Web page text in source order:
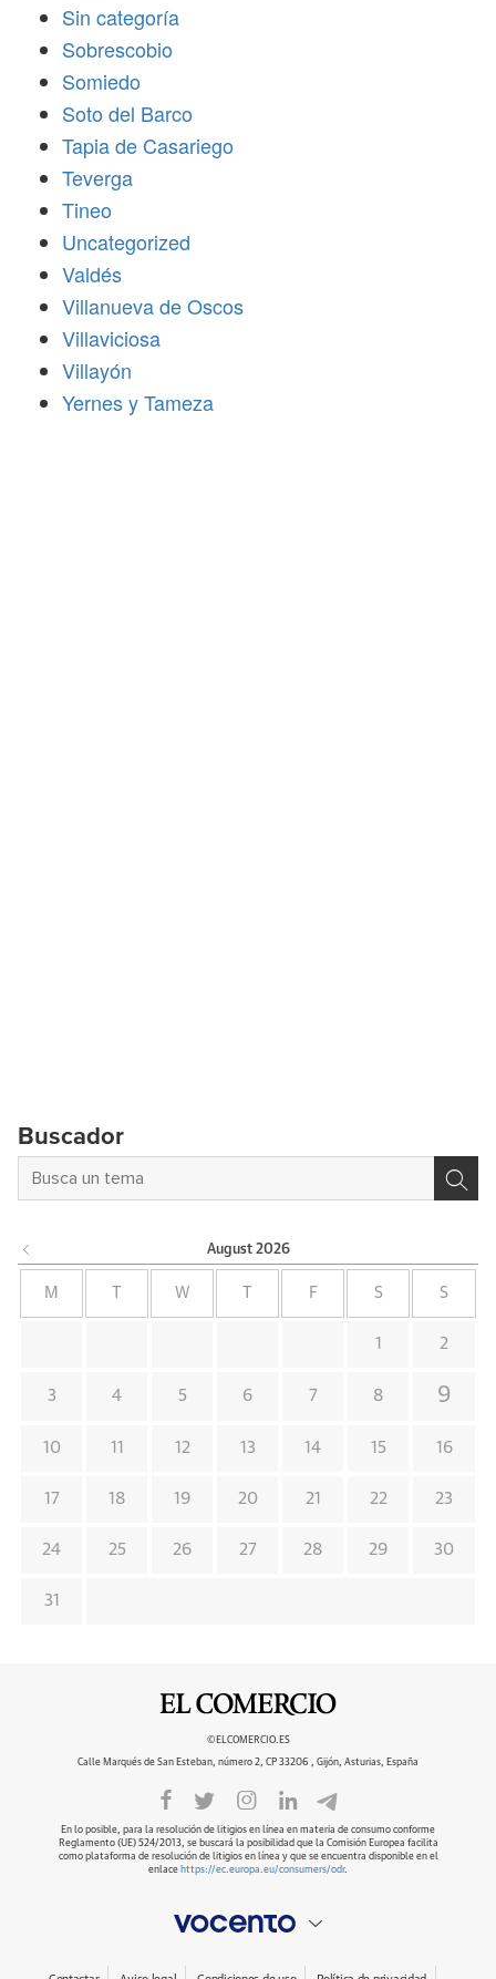
Sin categoría
Sobrescobio
Somiedo
Soto del Barco
Tapia de Casariego
Teverga
Tineo
Uncategorized
Valdés
Villanueva de Oscos
Villaviciosa
Villayón
Yernes y Tameza
Buscador
August 2026
M W F S S
1 2
3 4 5 6 7 8 9
10 11 12 13 14 15 16
17 18 19 20 21 22 23
24 25 26 27 28 29 30
31
©ELCOMERCIO.ES
Calle Marqués de San Esteban, número 2, CP 33206 , Gijón, Asturias, España
En lo posible, para la resolución de litigios en línea en materia de consumo conforme
Reglamento (UE) 524/2013, se buscará la posibilidad que la Comisión Europea facilita
como plataforma de resolución de litigios en línea y que se encuentra disponible en el
enlace https://ec.europa.eu/consumers/odr.